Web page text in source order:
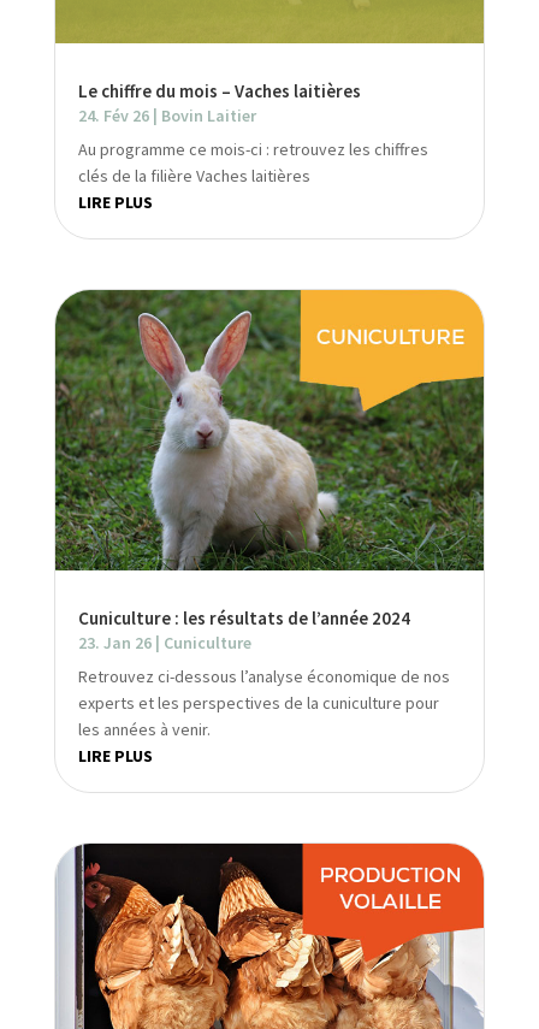
Le chiffre du mois – Vaches laitières
24. Fév 26| Bovin Laitier
Au programme ce mois-ci : retrouvez les chiffres
clés de la filière Vaches laitières
LIRE PLUS
Cuniculture : les résultats de l’année 2024
23. Jan 26| Cuniculture
Retrouvez ci-dessous l’analyse économique de nos
experts et les perspectives de la cuniculture pour
les années à venir.
LIRE PLUS